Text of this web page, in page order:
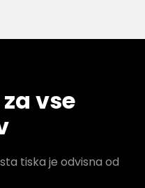
vse
tiska je odvisna od